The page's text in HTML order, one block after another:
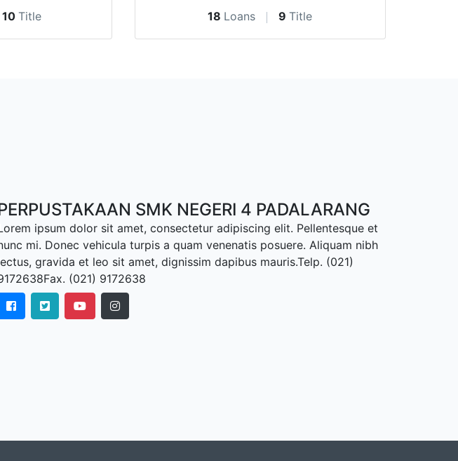
10 Title
18 Loans 9 Title
SMK NEGERI 4 PADALARANG
ipsum dolor sit amet, consectetur adipiscing elit. Pellentesque et
mi. Donec vehicula turpis a quam venenatis posuere. Aliquam nibh
gravida et leo sit amet, dignissim dapibus mauris.Telp. (021)
(021) 9172638